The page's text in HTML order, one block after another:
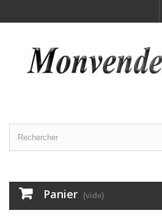
Panier (vide)